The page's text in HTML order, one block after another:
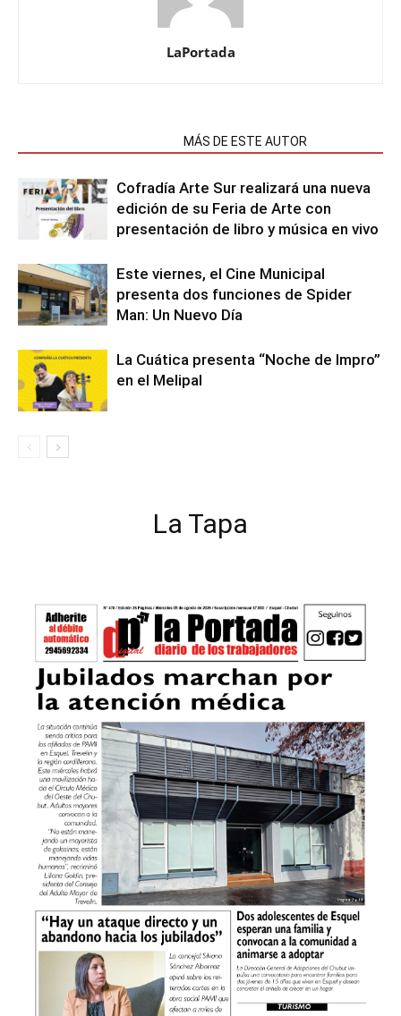
LaPortada
MÁS DE ESTE AUTOR
Cofradía Arte Sur realizará una nueva
edición de su Feria de Arte con
presentación de libro y música en vivo
Este viernes, el Cine Municipal
presenta dos funciones de Spider
Man: Un Nuevo Día
La Cuática presenta “Noche de Impro”
en el Melipal
La Tapa